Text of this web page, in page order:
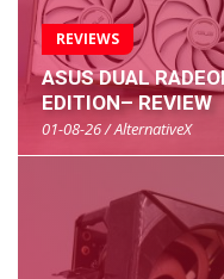
REVIEWS
ASUS DUAL
EDITION– REVIEW
01-08-26 / AlternativeX